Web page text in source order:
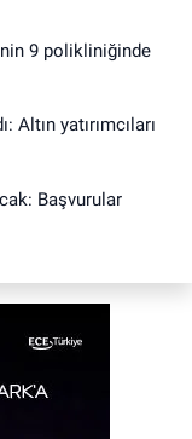
9 polikliniğinde
Altın yatırımcıları
Başvurular